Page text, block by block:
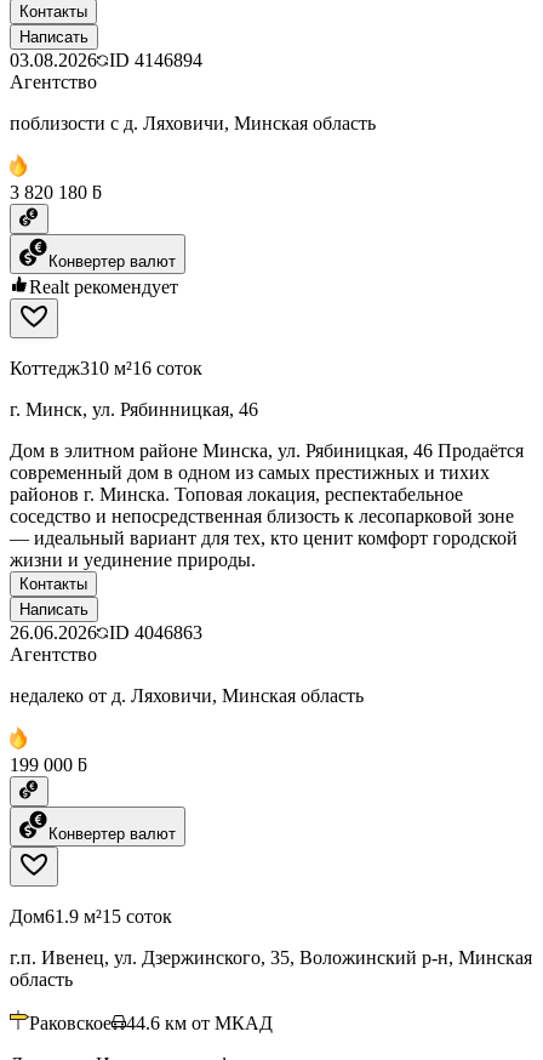
Контакты
Написать
03.08.2026 ID 4146894
Агентство
поблизости с д. Ляховичи, Минская область
3 820 180 ƃ
Конвертер валют
Realt рекомендует
Коттедж310 м²16 соток
г. Минск, ул. Рябинницкая, 46
Дом в элитном районе Минска, ул. Рябиницкая, 46 Продаётся
современный дом в одном из самых престижных и тихих
районов г. Минска. Топовая локация, респектабельное
соседство и непосредственная близость к лесопарковой зоне
— идеальный вариант для тех, кто ценит комфорт городской
жизни и уединение природы.
Контакты
Написать
26.06.2026 ID 4046863
Агентство
недалеко от д. Ляховичи, Минская область
199 000 ƃ
Конвертер валют
Дом61.9 м²15 соток
г.п. Ивенец, ул. Дзержинского, 35, Воложинский р-н, Минская
область
Раковское 44.6 км от МКАД